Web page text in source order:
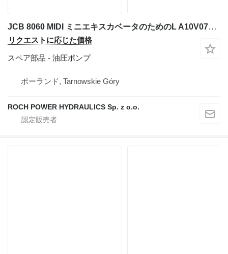
JCB 8060 MIDI ミニエキスカベータのためのL A10V071 DFLR/31R-VSC12N00-S1289 油圧ポンプ
リクエストに応じた価格
スペア部品 - 油圧ポンプ
ポーランド, Tarnowskie Góry
ROCH POWER HYDRAULICS Sp. z o.o.